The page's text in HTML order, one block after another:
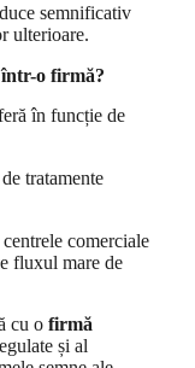
semnificativ
ulterioare.
o firmă?
în funcție de
tratamente
comerciale
fluxul mare de
cu o firmă
și al